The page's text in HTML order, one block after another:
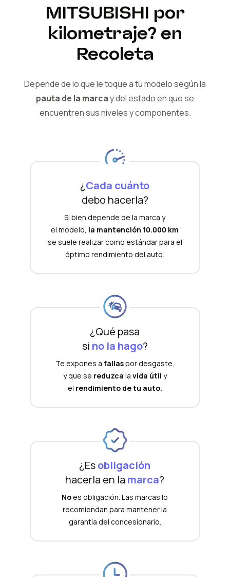
MITSUBISHI por
kilometraje? en
Recoleta
Depende de lo que le toque a tu modelo según la
pauta de la marcay delestado en que se
encuentren sus niveles y componentes.
¿Cada cuánto
debo hacerla?
Si bien depende de la marca y
el modelo, la mantención 10.000 km
se suele realizar como estándar para el
óptimo rendimiento del auto.
¿Qué pasa
si no la hago?
Te expones a fallaspor desgaste,
y que se reduzca la vida útil y
el rendimiento de tu auto.
¿Esobligación
hacerla en la marca?
Noes obligación. Las marcas lo
recomiendan para mantener la
garantía del concesionario.